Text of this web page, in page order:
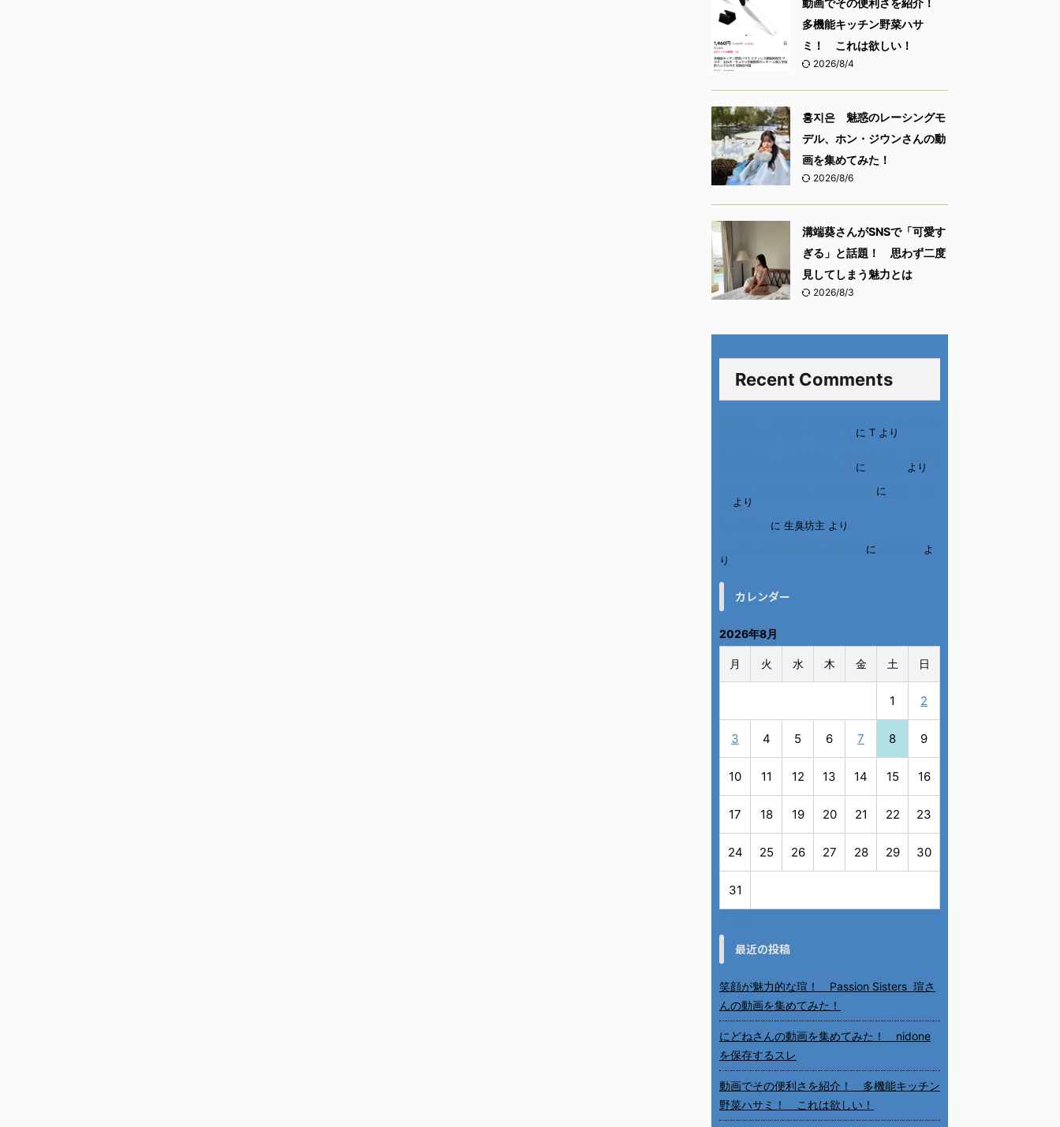
動画でその便利さを紹介！
多機能キッチン野菜ハサ
ミ！ これは欲しい！
2026/8/4
홍지은 魅惑のレーシングモ
デル、ホン・ジウンさんの動
画を集めてみた！
2026/8/6
溝端葵さんがSNSで「可愛す
ぎる」と話題！ 思わず二度
見してしまう魅力とは
2026/8/3
Recent Comments
に T より
に
より
に
より
に 生臭坊主 より
に
よ
り
カレンダー
2026年8月
月 火 水 木 金 土 日
1 2
3 4 5 6 7 8 9
10 11 12 13 14 15 16
17 18 19 20 21 22 23
24 25 26 27 28 29 30
31
最近の投稿
笑顔が魅力的な瑄！ Passion Sisters 瑄さ
んの動画を集めてみた！
にどねさんの動画を集めてみた！ nidone
を保存するスレ
動画でその便利さを紹介！ 多機能キッチン
野菜ハサミ！ これは欲しい！